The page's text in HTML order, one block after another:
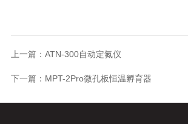
上一篇： ATN-300自动定氮仪
下一篇： MPT-2Pro微孔板恒温孵育器